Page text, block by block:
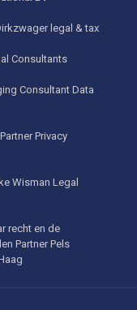
legal & tax
Consultants
Consultant Data
Privacy
Wisman Legal
recht en de
Partner Pels